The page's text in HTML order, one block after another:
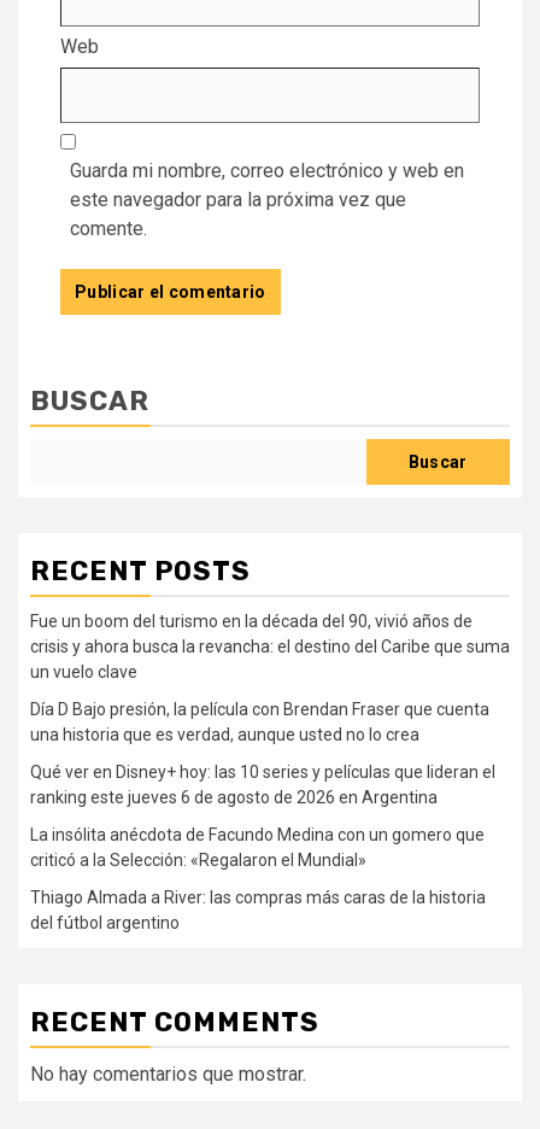
Web
Guarda mi nombre, correo electrónico y web en
este navegador para la próxima vez que
comente.
BUSCAR
Buscar
RECENT POSTS
Fue un boom del turismo en la década del 90, vivió años de
crisis y ahora busca la revancha: el destino del Caribe que suma
un vuelo clave
Día D Bajo presión, la película con Brendan Fraser que cuenta
una historia que es verdad, aunque usted no lo crea
Qué ver en Disney+ hoy: las 10 series y películas que lideran el
ranking este jueves 6 de agosto de 2026 en Argentina
La insólita anécdota de Facundo Medina con un gomero que
criticó a la Selección: «Regalaron el Mundial»
Thiago Almada a River: las compras más caras de la historia
del fútbol argentino
RECENT COMMENTS
No hay comentarios que mostrar.